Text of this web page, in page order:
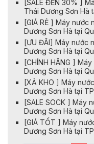
[SALE ĐẾN 30% ]
Thái Dương Sơn
[GIÁ RẺ ] Máy nước
Dương Sơn Hà tại
[ƯU ĐÃI] Máy nước
Dương Sơn Hà tại
[CHÍNH HÃNG ]
Dương Sơn Hà tại
[XẢ KHO ] Máy
Dương Sơn Hà tại
[SALE SOCK ] Máy
Dương Sơn Hà tại
[GIÁ TỐT ] Máy
Dương Sơn Hà tại